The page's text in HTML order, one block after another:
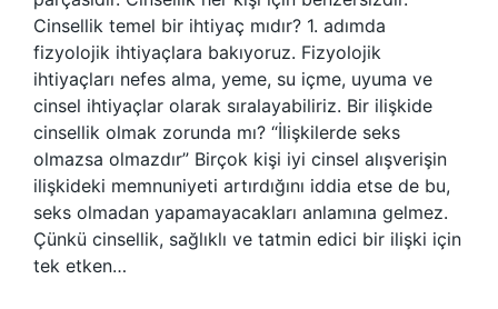
Cinsellik temel bir ihtiyaç mıdır? 1. adımda
fizyolojik ihtiyaçlara bakıyoruz. Fizyolojik
ihtiyaçları nefes alma, yeme, su içme, uyuma ve
cinsel ihtiyaçlar olarak sıralayabiliriz. Bir ilişkide
cinsellik olmak zorunda mı? “İlişkilerde seks
olmazsa olmazdır” Birçok kişi iyi cinsel alışverişin
ilişkideki memnuniyeti artırdığını iddia etse de bu,
seks olmadan yapamayacakları anlamına gelmez.
Çünkü cinsellik, sağlıklı ve tatmin edici bir ilişki için
tek etken…